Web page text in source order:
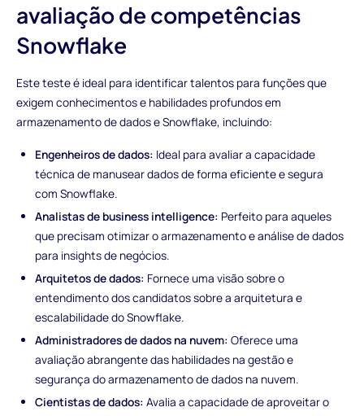
avaliação de competências
Snowflake
Este teste é ideal para identificar talentos para funções que
exigem conhecimentos e habilidades profundos em
armazenamento de dados e Snowflake, incluindo:
Engenheiros de dados: Ideal para avaliar a capacidade
técnica de manusear dados de forma eficiente e segura
com Snowflake.
Analistas de business intelligence: Perfeito para aqueles
que precisam otimizar o armazenamento e análise de dados
para insights de negócios.
Arquitetos de dados: Fornece uma visão sobre o
entendimento dos candidatos sobre a arquitetura e
escalabilidade do Snowflake.
Administradores de dados na nuvem: Oferece uma
avaliação abrangente das habilidades na gestão e
segurança do armazenamento de dados na nuvem.
Cientistas de dados: Avalia a capacidade de aproveitar o